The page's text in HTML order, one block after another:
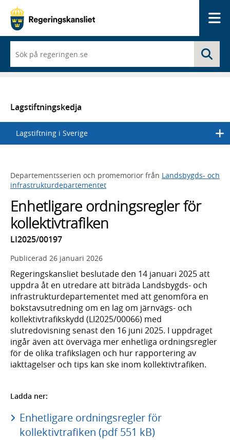
du
börjar
skriva
en
lista
med
sökförslag
Lagstiftningskedja
Lagstiftning i Sverige
Departementsserien och promemorior från Landsbygds- och
infrastrukturdepartementet
Enhetligare ordningsregler för
kollektivtrafiken
LI2025/00197
Publicerad 26 januari 2026
Regeringskansliet beslutade den 14 januari 2025 att
uppdra åt en utredare att biträda Landsbygds- och
infrastrukturdepartementet med att genomföra en
bokstavsutredning om en lag om järnvägs- och
kollektivtrafikskydd (LI2025/00066) med
slutredovisning senast den 16 juni 2025. I uppdraget
ingår även att överväga mer enhetliga ordningsregler
för de olika trafikslagen och hur rapportering av
iakttagelser och tips kan ske inom kollektivtrafiken.
Ladda ner:
Enhetligare ordningsregler för
kollektivtrafiken (pdf 551 kB)